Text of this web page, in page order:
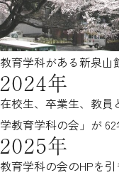
教育学科がある新泉山
2024年
在校生、卒業生、教
学教育学科の会」が
2025年
教育学科の会のHPを